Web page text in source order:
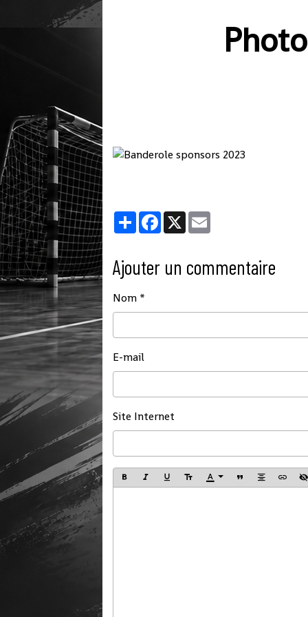
PartagerFacebook
X
Ajouter un commentaire
Nom
E-mail
Site Internet